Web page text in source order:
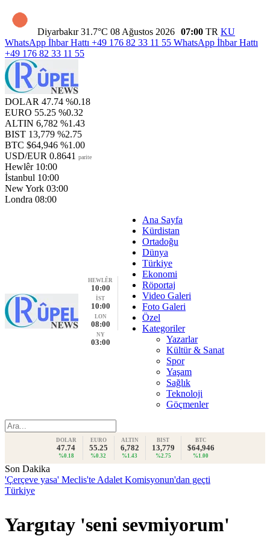
Diyarbakır 31.7°C 08 Ağustos 2026 07:00 TR KU
WhatsApp İhbar Hattı +49 176 82 33 11 55 WhatsApp İhbar Hattı
+49 176 82 33 11 55
DOLAR 47.74 %0.18
EURO 55.25 %0.32
ALTIN 6,782 %1.43
BIST 13,779 %2.75
BTC $64,946 %1.00
USD/EUR 0.8641 parite
Hewlêr 10:00
İstanbul 10:00
New York 03:00
Londra 08:00
HEWLÊR
10:00
İST
10:00
LON
08:00
NY
03:00
Ana Sayfa
Kürdistan
Ortadoğu
Dünya
Türkiye
Ekonomi
Röportaj
Video Galeri
Foto Galeri
Özel
Kategoriler
Yazarlar
Kültür & Sanat
Spor
Yaşam
Sağlık
Teknoloji
Göçmenler
DOLAR
47.74
%0.18
EURO
55.25
%0.32
ALTIN
6,782
%1.43
BIST
13,779
%2.75
BTC
$64,946
%1.00
Son Dakika
'Çerçeve yasa' Meclis'te Adalet Komisyonun'dan geçti
Türkiye
Yargıtay 'seni sevmiyorum'